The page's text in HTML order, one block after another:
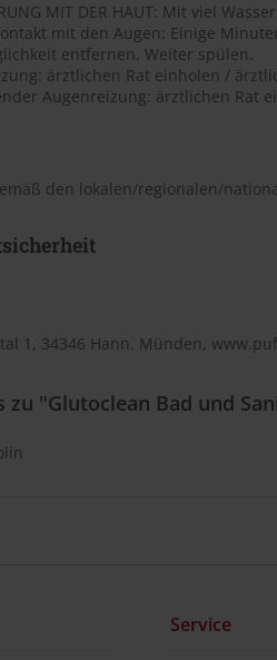
MIT DER HAUT: Mit viel
mit den Augen: Einige
entfernen. Weiter spülen.
ärztlichen Rat einholen /
Augenreizung: ärztlichen Rat
den lokalen/regionalen/
1, 34346 Hann. Münden,
zu "Glutoclean Bad und
Service